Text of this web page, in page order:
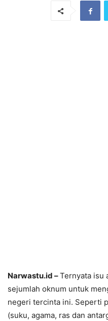
Narwastu.id –Ternyata isu
sejumlah oknum untuk
negeri tercinta ini. Seperti
(suku, agama, ras dan